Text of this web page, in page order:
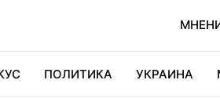
ПОЛИТИКА УКРАИНА